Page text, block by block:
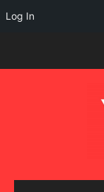
Log In